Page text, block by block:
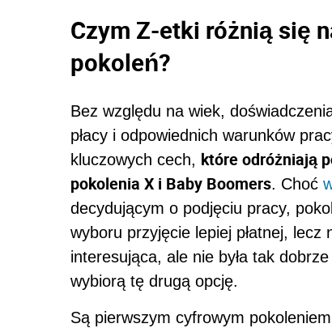
Czym Z-etki różnią się
pokoleń?
Bez względu na wiek,
płacy i odpowiednich warunków
kluczowych cech, które odróżniają
pokolenia X i Baby Boomers. Choć
decydującym o podjęciu pracy,
wyboru przyjęcie lepiej płatnej,
interesująca, ale nie była tak
wybiorą tę drugą opcję.
Są pierwszym cyfrowym